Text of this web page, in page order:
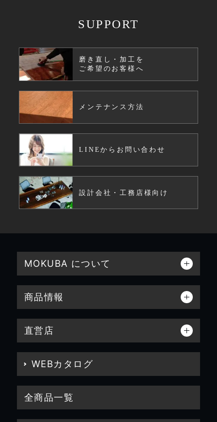
SUPPORT
磨き直し・加工を
ご希望のお客様へ
メンテナンス方法
LINEからお問い合わせ
設計会社・工務店様向け
MOKUBA について
商品情報
直営店
WEBカタログ
全商品一覧